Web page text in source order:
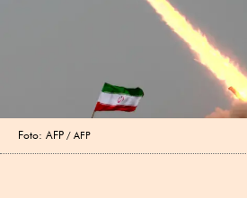
Foto: AFP AFP